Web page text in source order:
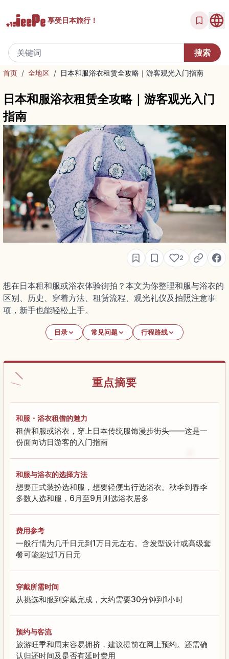
享受日本旅行！
首页 / 全地区 / 日本和服浴衣租赁全攻略｜游客观光入门指南
日本和服浴衣租赁全攻略｜游客观光入门
指南
2
想在日本租和服或浴衣体验街拍？本文为你整理和服与浴衣的
区别、历史、穿着方法、租赁流程、观光礼仪及拍照注意事
项，新手也能轻松上手。
目录 常见问题 行程路线
重点摘要
和服・浴衣租借的魅力
租借和服或浴衣，穿上日本传统服饰漫步街头——这是一
份面向访日游客的入门指南
和服与浴衣的选择方法
想要正式装扮选和服，想要轻便出行选浴衣。秋季到春季
多数人选和服，6月至9月则选浴衣居多
费用参考
一般行情为几千日元到1万日元左右。含发型设计或高级套
餐可能超过1万日元
穿戴所需时间
从挑选和服到穿戴完成，大约需要30分钟到1小时
预约与客流
旅游旺季和周末容易拥挤，建议提前在网上预约。还需确
认归还时间及是否有延时费用